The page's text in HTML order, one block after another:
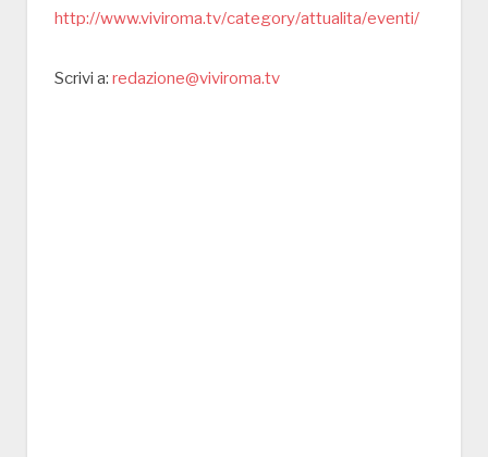
http://www.viviroma.tv/category/attualita/eventi/
Scrivi a: redazione@viviroma.tv